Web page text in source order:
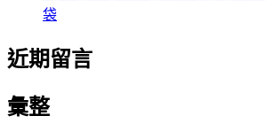
袋
近期留言
彙整